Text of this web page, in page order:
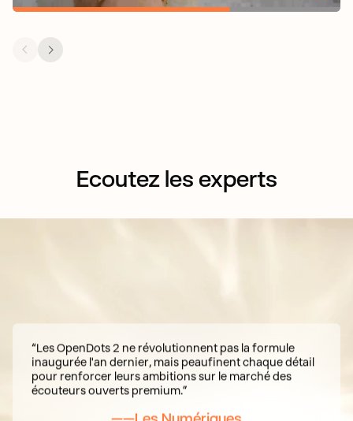
Écoutez les experts
“Les OpenDots 2 ne révolutionnent pas la formule
inaugurée l'an dernier, mais peaufinent chaque détail
pour renforcer leurs ambitions sur le marché des
écouteurs ouverts premium.”